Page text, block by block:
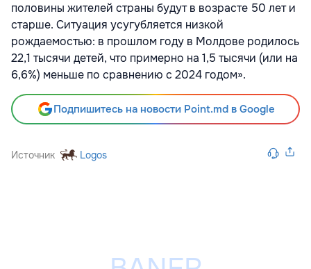
половины жителей страны будут в возрасте 50 лет и
старше. Ситуация усугубляется низкой
рождаемостью: в прошлом году в Молдове родилось
22,1 тысячи детей, что примерно на 1,5 тысячи (или на
6,6%) меньше по сравнению с 2024 годом».
Подпишитесь на новости Point.md в Google
Источник Logos